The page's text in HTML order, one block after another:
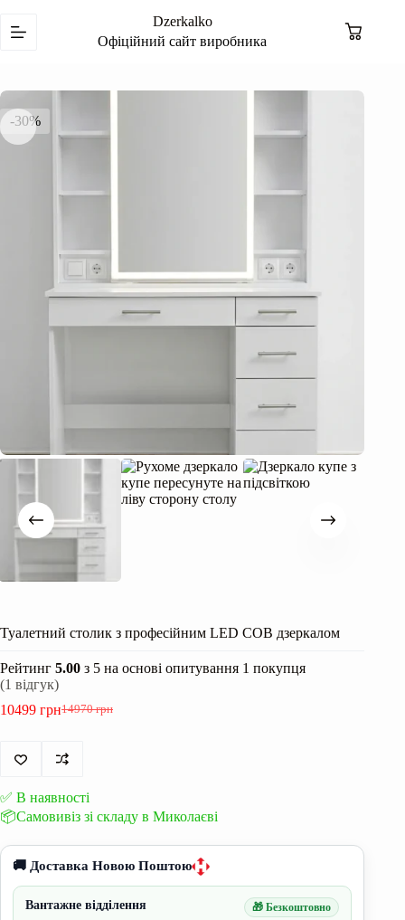
до
вмісту
Dzerkalko
Офіційний сайт виробника
Кошик
-30%
Туалетний столик з професійним LED COB дзеркалом
Рейтинг 5.00 з 5 на основі опитування 1 покупця
(1 відгук)
14970грн
Оригінальна
14970 грн.
10499 грнПоточна
10499 грн.
✅ В наявності
📦Самовивіз зі складу в Миколаєві
🚚 Доставка Новою Поштою
Вантажне відділення 🎁 Безкоштовно